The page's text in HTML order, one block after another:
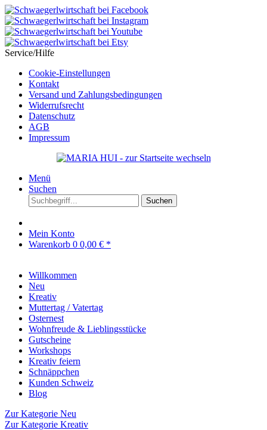
Service/Hilfe
Cookie-Einstellungen
Kontakt
Versand und Zahlungsbedingungen
Widerrufsrecht
Datenschutz
AGB
Impressum
Menü
Suchen
Suchen
Mein Konto
Warenkorb 0 0,00 € *
Willkommen
Neu
Kreativ
Muttertag / Vatertag
Osternest
Wohnfreude & Lieblingsstücke
Gutscheine
Workshops
Kreativ feiern
Schnäppchen
Kunden Schweiz
Blog
Zur Kategorie Neu
Zur Kategorie Kreativ